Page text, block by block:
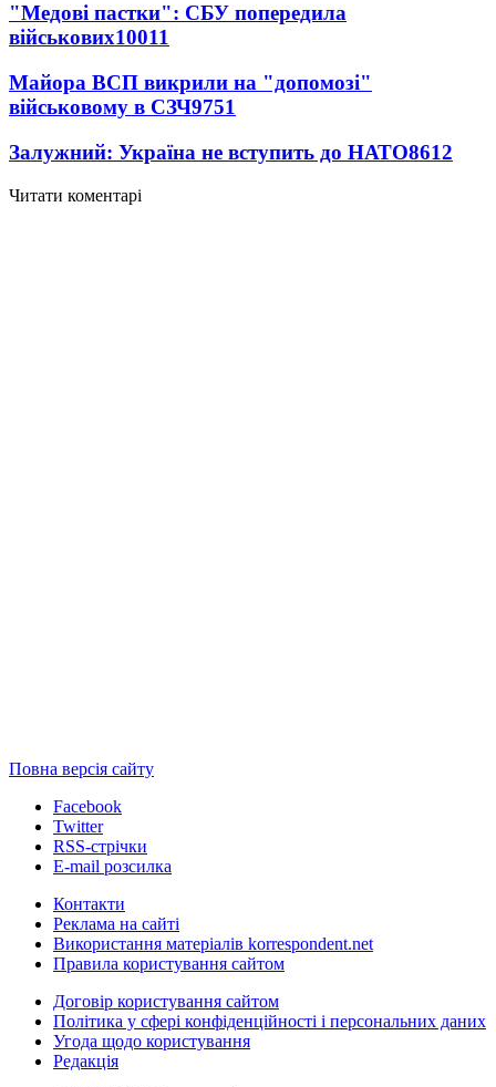
"Медові пастки": СБУ попередила
військових10011
Майора ВСП викрили на "допомозі"
військовому в СЗЧ9751
Залужний: Україна не вступить до НАТО8612
Читати коментарі
Повна версія сайту
Facebook
Twitter
RSS-стрічки
E-mail розсилка
Контакти
Реклама на сайті
Використання матеріалів korrespondent.net
Правила користування сайтом
Договір користування сайтом
Політика у сфері конфіденційності і персональних даних
Угода щодо користування
Редакція